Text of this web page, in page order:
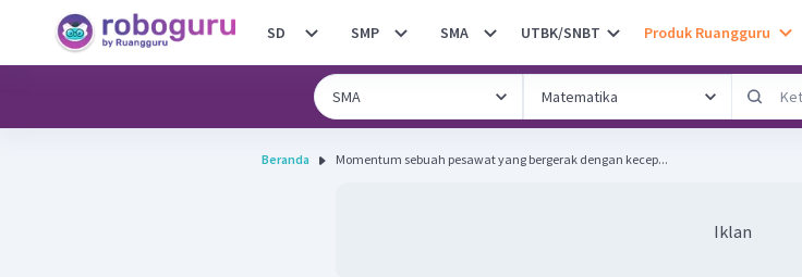
SD SMP SMA UTBK/SNBT Produk Ruangguru
Beranda Momentum sebuah pesawat yang bergerak dengan kecep...
Iklan